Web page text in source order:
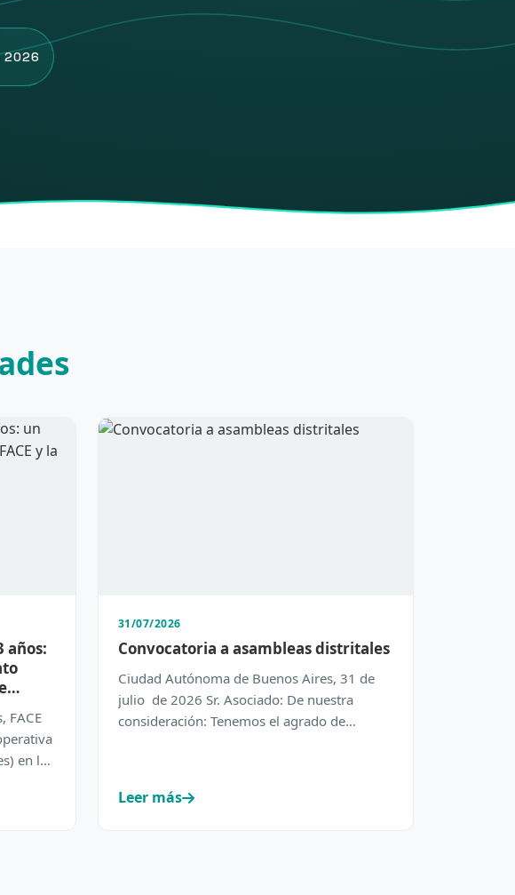
2026
años:
FACE
en la
31/07/2026
Convocatoria a asambleas distritales
Ciudad Autónoma de Buenos Aires, 31 de
julio de 2026 Sr. Asociado: De nuestra
consideración: Tenemos el agrado de
Leer más